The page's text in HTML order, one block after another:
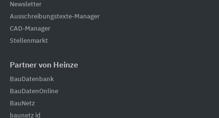
Newsletter
Ausschreibungstexte-Manager
CAD-Manager
Stellenmarkt
Partner von Heinze
BauDatenbank
BauDatenOnline
BauNetz
baunetz id